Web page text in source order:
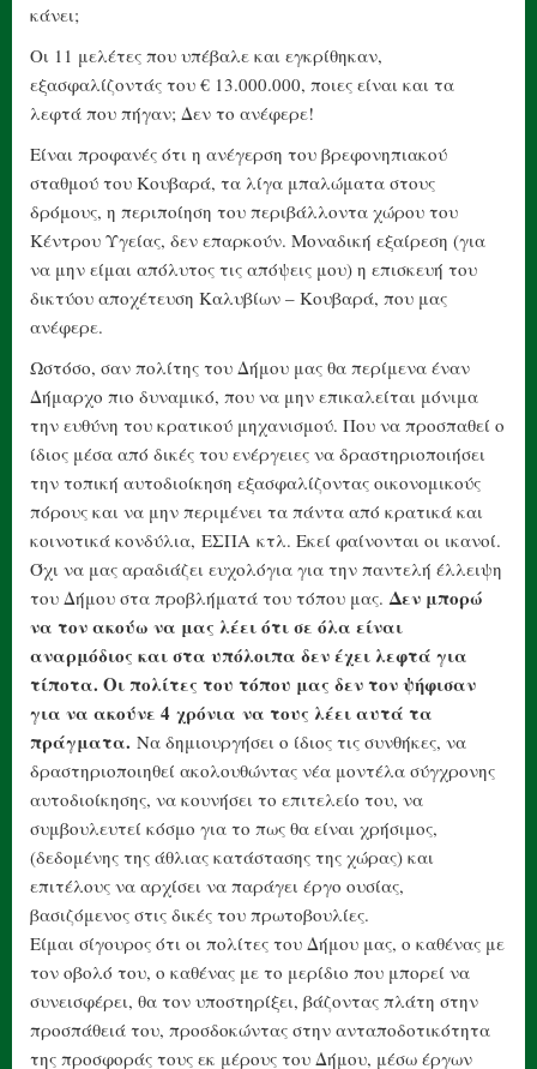
κάνει;
Οι 11 μελέτες που υπέβαλε και εγκρίθηκαν,
εξασφαλίζοντάς του € 13.000.000, ποιες είναι και τα
λεφτά που πήγαν; Δεν το ανέφερε!
Είναι προφανές ότι η ανέγερση του βρεφονηπιακού
σταθμού του Κουβαρά, τα λίγα μπαλώματα στους
δρόμους, η περιποίηση του περιβάλλοντα χώρου του
Κέντρου Υγείας, δεν επαρκούν. Μοναδική εξαίρεση (για
να μην είμαι απόλυτος τις απόψεις μου) η επισκευή του
δικτύου αποχέτευση Καλυβίων – Κουβαρά, που μας
ανέφερε.
Ωστόσο, σαν πολίτης του Δήμου μας θα περίμενα έναν
Δήμαρχο πιο δυναμικό, που να μην επικαλείται μόνιμα
την ευθύνη του κρατικού μηχανισμού. Που να προσπαθεί ο
ίδιος μέσα από δικές του ενέργειες να δραστηριοποιήσει
την τοπική αυτοδιοίκηση εξασφαλίζοντας οικονομικούς
πόρους και να μην περιμένει τα πάντα από κρατικά και
κοινοτικά κονδύλια, ΕΣΠΑ κτλ. Εκεί φαίνονται οι ικανοί.
Όχι να μας αραδιάζει ευχολόγια για την παντελή έλλειψη
του Δήμου στα προβλήματά του τόπου μας. Δεν μπορώ
να τον ακούω να μας λέει ότι σε όλα είναι
αναρμόδιος και στα υπόλοιπα δεν έχει λεφτά για
τίποτα. Οι πολίτες του τόπου μας δεν τον ψήφισαν
για να ακούνε 4 χρόνια να τους λέει αυτά τα
πράγματα. Να δημιουργήσει ο ίδιος τις συνθήκες, να
δραστηριοποιηθεί ακολουθώντας νέα μοντέλα σύγχρονης
αυτοδιοίκησης, να κουνήσει το επιτελείο του, να
συμβουλευτεί κόσμο για το πως θα είναι χρήσιμος,
(δεδομένης της άθλιας κατάστασης της χώρας) και
επιτέλους να αρχίσει να παράγει έργο ουσίας,
βασιζόμενος στις δικές του πρωτοβουλίες.
Είμαι σίγουρος ότι οι πολίτες του Δήμου μας, ο καθένας με
τον οβολό του, ο καθένας με το μερίδιο που μπορεί να
συνεισφέρει, θα τον υποστηρίξει, βάζοντας πλάτη στην
προσπάθειά του, προσδοκώντας στην ανταποδοτικότητα
της προσφοράς τους εκ μέρους του Δήμου, μέσω έργων